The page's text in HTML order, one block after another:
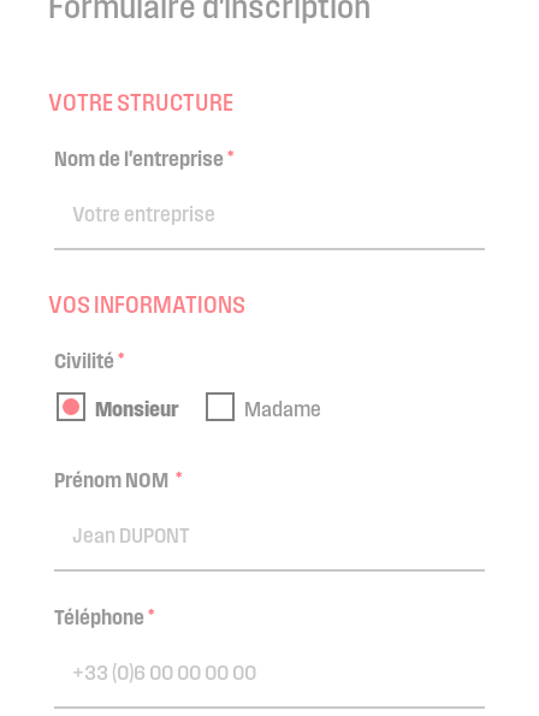
Formulaire d'inscription
VOTRE STRUCTURE
Nom de l'entreprise*
VOS INFORMATIONS
Civilité*
Monsieur Madame
Prénom NOM *
Téléphone*